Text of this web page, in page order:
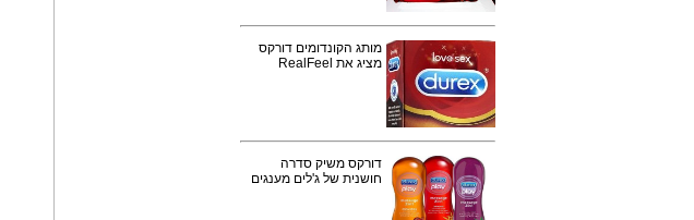
מותג הקונדומים דורקס
מציג את RealFeel
דורקס משיק סדרה
חושנית של ג'לים מענגים